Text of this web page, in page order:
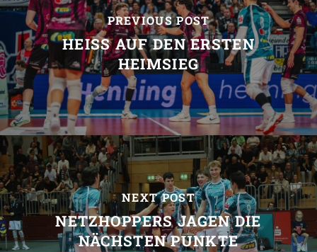
PREVIOUS POST
HEISS AUF DEN ERSTEN H
EIMSIEG
NEXT POST
NETZHOPPERS JAGEN DIE
NÄCHSTEN PUNKTE